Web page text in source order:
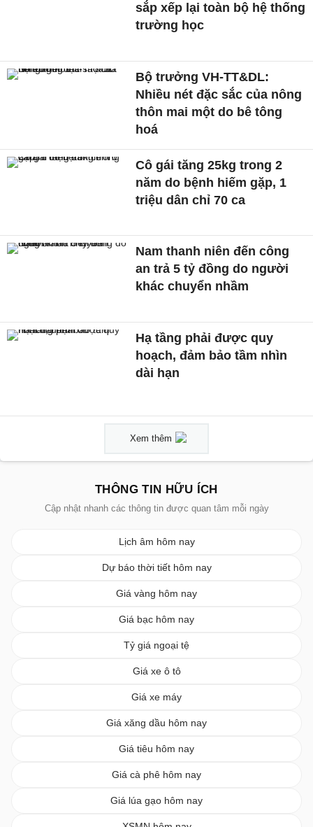
sắp xếp lại toàn bộ hệ thống
trường học
Bộ trưởng VH-TT&DL:
Nhiều nét đặc sắc của nông
thôn mai một do bê tông
hoá
Cô gái tăng 25kg trong 2
năm do bệnh hiếm gặp, 1
triệu dân chỉ 70 ca
Nam thanh niên đến công
an trả 5 tỷ đồng do người
khác chuyển nhầm
Hạ tầng phải được quy
hoạch, đảm bảo tầm nhìn
dài hạn
Xem thêm
THÔNG TIN HỮU ÍCH
Cập nhật nhanh các thông tin được quan tâm mỗi ngày
Lịch âm hôm nay
Dự báo thời tiết hôm nay
Giá vàng hôm nay
Giá bạc hôm nay
Tỷ giá ngoại tệ
Giá xe ô tô
Giá xe máy
Giá xăng dầu hôm nay
Giá tiêu hôm nay
Giá cà phê hôm nay
Giá lúa gạo hôm nay